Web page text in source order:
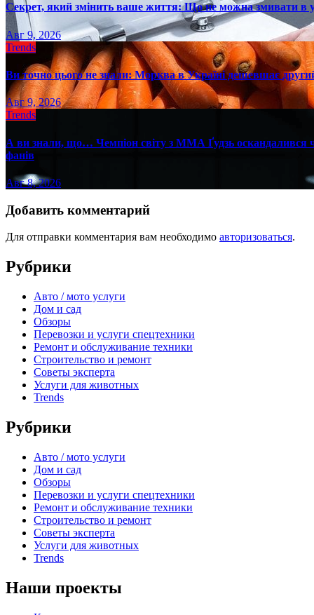
Секрет, який змінить ваше життя: Що не можна змивати в
Авг 9, 2026
Trends
Ви точно цього не знали: Морква в Україні дешевшає
Авг 9, 2026
Trends
А ви знали, що… Чемпіон світу з ММА Ґудзь оскандалився
фанів
Авг 8, 2026
Добавить комментарий
Для отправки комментария вам необходимо авторизоваться.
Рубрики
Авто / мото услуги
Дом и сад
Обзоры
Перевозки и услуги спецтехники
Ремонт и обслуживание техники
Строительство и ремонт
Советы эксперта
Услуги для животных
Trends
Рубрики
Авто / мото услуги
Дом и сад
Обзоры
Перевозки и услуги спецтехники
Ремонт и обслуживание техники
Строительство и ремонт
Советы эксперта
Услуги для животных
Trends
Наши проекты